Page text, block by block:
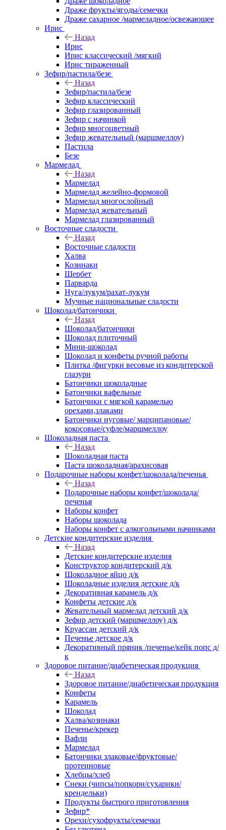
Драже фрукты/ягоды/семечки
Драже сахарное /мармеладное/освежающее
Ирис
Назад
Ирис
Ирис классический /мягкий
Ирис тираженный
Зефир/пастила/безе
Назад
Зефир/пастила/безе
Зефир классический
Зефир глазированный
Зефир с начинкой
Зефир многоцветный
Зефир жевательный (маршмеллоу)
Пастила
Безе
Мармелад
Назад
Мармелад
Мармелад желейно-формовой
Мармелад многослойный
Мармелад жевательный
Мармелад глазированный
Восточные сладости
Назад
Восточные сладости
Халва
Козинаки
Щербет
Парварда
Нуга/лукум/рахат-лукум
Мучные национальные сладости
Шоколад/батончики
Назад
Шоколад/батончики
Шоколад плиточный
Мини-шоколад
Шоколад и конфеты ручной работы
Плитка /фигурки весовые из кондитерской
глазури
Батончики шоколадные
Батончики вафельные
Батончики с мягкой карамелью
орехами,злаками
Батончики нуговые/ марципановые/
кокосовые/суфле/маршмеллоу
Шоколадная паста
Назад
Шоколадная паста
Паста шоколадная/арахисовая
Подарочные наборы конфет/шоколада/печенья
Назад
Подарочные наборы конфет/шоколада/
печенья
Наборы конфет
Наборы шоколада
Наборы конфет с алкогольными начинками
Детские кондитерские изделия
Назад
Детские кондитерские изделия
Конструктор кондитерский д/к
Шоколадное яйцо д/к
Шоколадные изделия детские д/к
Декоративная карамель д/к
Конфеты детские д/к
Жевательный мармелад детский д/к
Зефир детский (маршмеллоу) д/к
Круассан детский д/к
Печенье детское д/к
Декоративный пряник /печенье/кейк попс д/
к
Здоровое питание/диабетическая продукция
Назад
Здоровое питание/диабетическая продукция
Конфеты
Карамель
Шоколад
Халва/козинаки
Печенье/крекер
Вафли
Мармелад
Батончики злаковые/фруктовые/
протеиновые
Хлебцы/хлеб
Снеки (чипсы/попкорн/сухарики/
крендельки)
Продукты быстрого приготовления
Зефир*
Орехи/сухофрукты/семечки